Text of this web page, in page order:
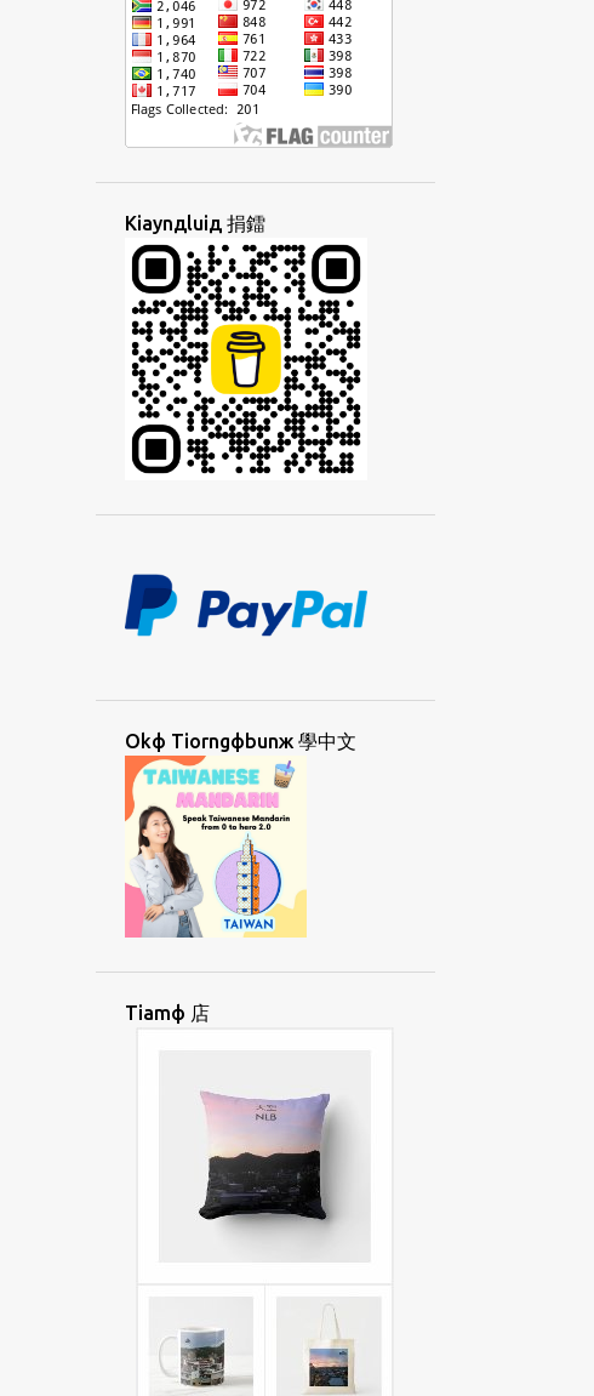
KAEФTAYNGЖ KAIЯSIAUФ
KANGФCOKФ KAUДLIUЖ
KAUДTHONGД KAUФ
KAUЯYOKД
KAYNGФGIAMФ KAДCHAEKФ
KHAIФФTHEЯ KHIM3SIU3
KHIUЖSINЖ KHOЯCHAEKФ
KIAMЯKIOЖ KIAYNЯGIФ
KIIAФKIIAЖ KIДCIAЯ KIЯTIЖ
KOHЯSUФ KORKЯCAYФ
KORNGДHUЯUAФ KORNGДKORЯ
KORNGЯUAФ KORДCAЯ
LAMФTOЯ LANGЖCOФ
LANGЖCOФGIЯ LAYЯPAIФ
MAEФDANД MAФLAIЖ
MAФLAIЖSIДYAД MAФLAIЖUAФ
MAФNIФLAД MEDAN
OKФ OKФBUNЖ
OФCIUД PAIЯSINЖ
PAYNGФIUЯ
PIФNAYNGЯ
SAAEФUAKД
SAEДPANДGAЖ SAYЯKAIФ
SIAЯJIФ SIIAДTANЯ
SIIORФHUATФ SINGФGAФPOД
Kiaynдluiд 捐鐳
Okф Tiorngфbunж 學中文
Tiamф 店